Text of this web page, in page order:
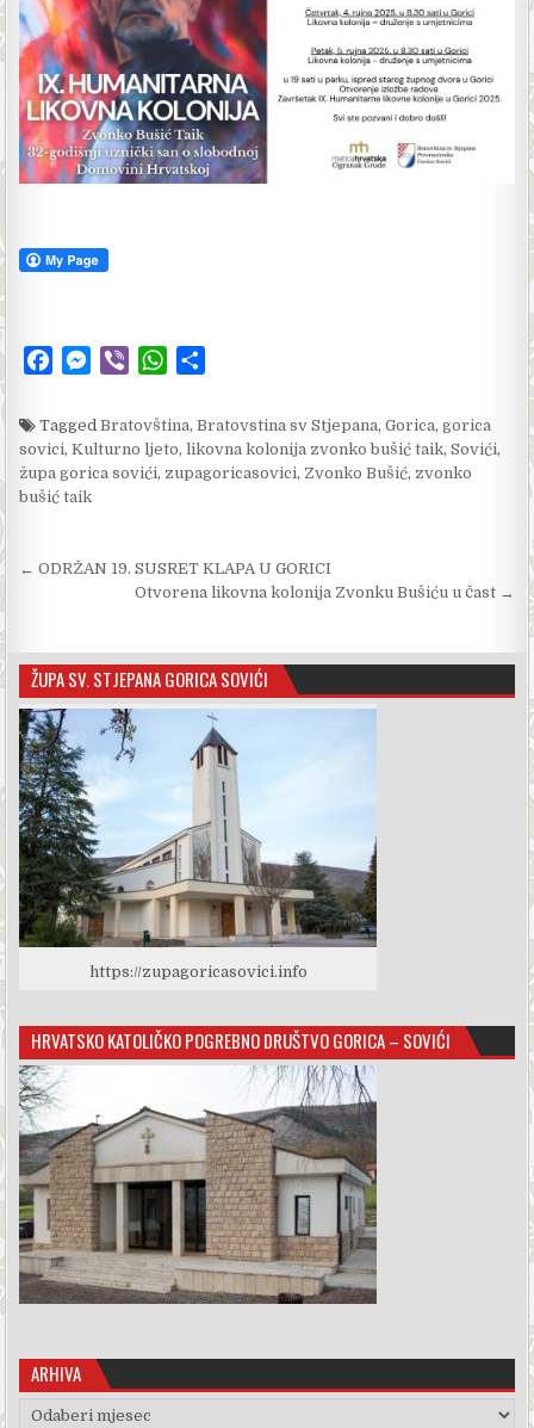
e
b
o
k
M
s
s
e
n
e
V
b
e
r
W
a
t
s
p
a
r
e
TaggedBratovština,Bratovstina sv Stjepana,Gorica,gorica
sovici,Kulturno ljeto,likovna kolonija zvonko bušić taik,Sovići,
župa gorica sovići, zupagoricasovici, Zvonko Bušić, zvonko
bušić taik
Navigacija objava
← ODRŽAN 19. SUSRET KLAPA U GORICI
Otvorena likovna kolonija Zvonku Bušiću u čast →
ŽUPA SV. STJEPANA GORICA SOVIĆI
https://zupagoricasovici.info
HRVATSKO KATOLIČKO POGREBNO DRUŠTVO GORICA – SOVIĆI
ARHIVA
Arhiva